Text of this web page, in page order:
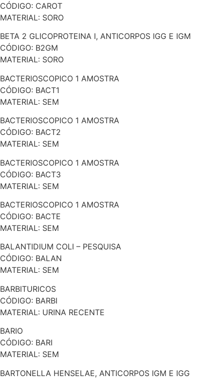
CÓDIGO: CAROT
MATERIAL: SORO
BETA 2 GLICOPROTEINA I, ANTICORPOS IGG E IGM
CÓDIGO: B2GM
MATERIAL: SORO
BACTERIOSCOPICO 1 AMOSTRA
CÓDIGO: BACT1
MATERIAL: SEM
BACTERIOSCOPICO 1 AMOSTRA
CÓDIGO: BACT2
MATERIAL: SEM
BACTERIOSCOPICO 1 AMOSTRA
CÓDIGO: BACT3
MATERIAL: SEM
BACTERIOSCOPICO 1 AMOSTRA
CÓDIGO: BACTE
MATERIAL: SEM
BALANTIDIUM COLI – PESQUISA
CÓDIGO: BALAN
MATERIAL: SEM
BARBITURICOS
CÓDIGO: BARBI
MATERIAL: URINA RECENTE
BARIO
CÓDIGO: BARI
MATERIAL: SEM
BARTONELLA HENSELAE, ANTICORPOS IGM E IGG